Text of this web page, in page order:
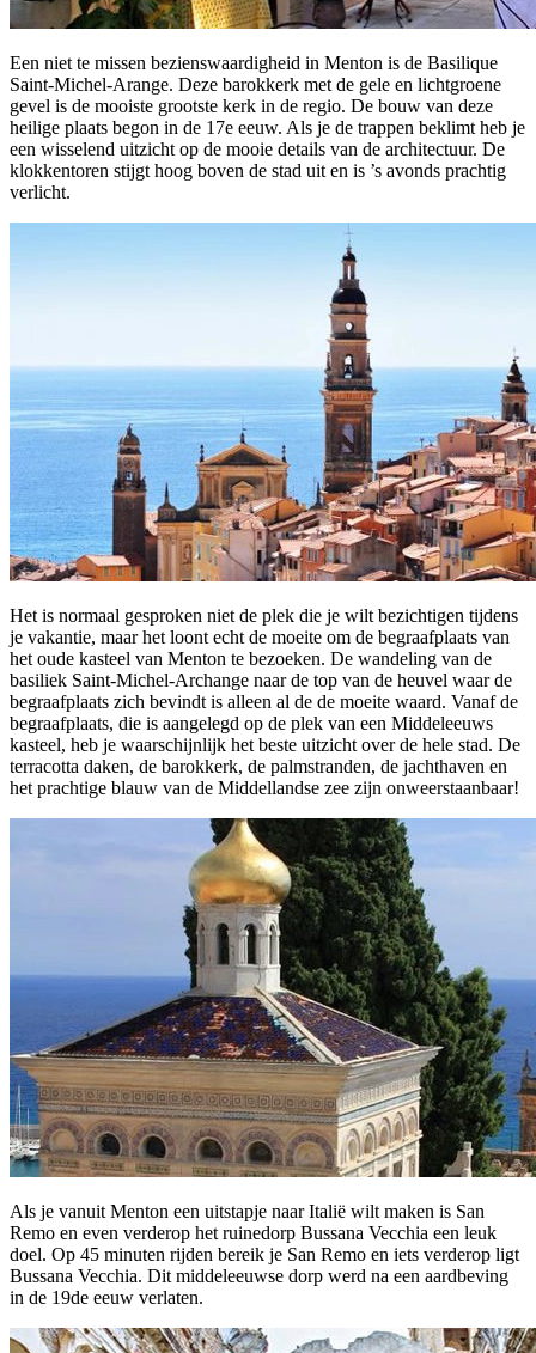
Een niet te missen bezienswaardigheid in Menton is de Basilique
Saint-Michel-Arange. Deze barokkerk met de gele en lichtgroene
gevel is de mooiste grootste kerk in de regio. De bouw van deze
heilige plaats begon in de 17e eeuw. Als je de trappen beklimt heb je
een wisselend uitzicht op de mooie details van de architectuur. De
klokkentoren stijgt hoog boven de stad uit en is ’s avonds prachtig
verlicht.
Het is normaal gesproken niet de plek die je wilt bezichtigen tijdens
je vakantie, maar het loont echt de moeite om de begraafplaats van
het oude kasteel van Menton te bezoeken. De wandeling van de
basiliek Saint-Michel-Archange naar de top van de heuvel waar de
begraafplaats zich bevindt is alleen al de de moeite waard. Vanaf de
begraafplaats, die is aangelegd op de plek van een Middeleeuws
kasteel, heb je waarschijnlijk het beste uitzicht over de hele stad. De
terracotta daken, de barokkerk, de palmstranden, de jachthaven en
het prachtige blauw van de Middellandse zee zijn onweerstaanbaar!
Als je vanuit Menton een uitstapje naar Italië wilt maken is San
Remo en even verderop het ruinedorp Bussana Vecchia een leuk
doel. Op 45 minuten rijden bereik je San Remo en iets verderop ligt
Bussana Vecchia. Dit middeleeuwse dorp werd na een aardbeving
in de 19de eeuw verlaten.